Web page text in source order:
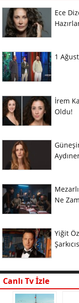
Ece
1
İrem
Oldu!
Ne
Yiğit
Canlı Tv İzle